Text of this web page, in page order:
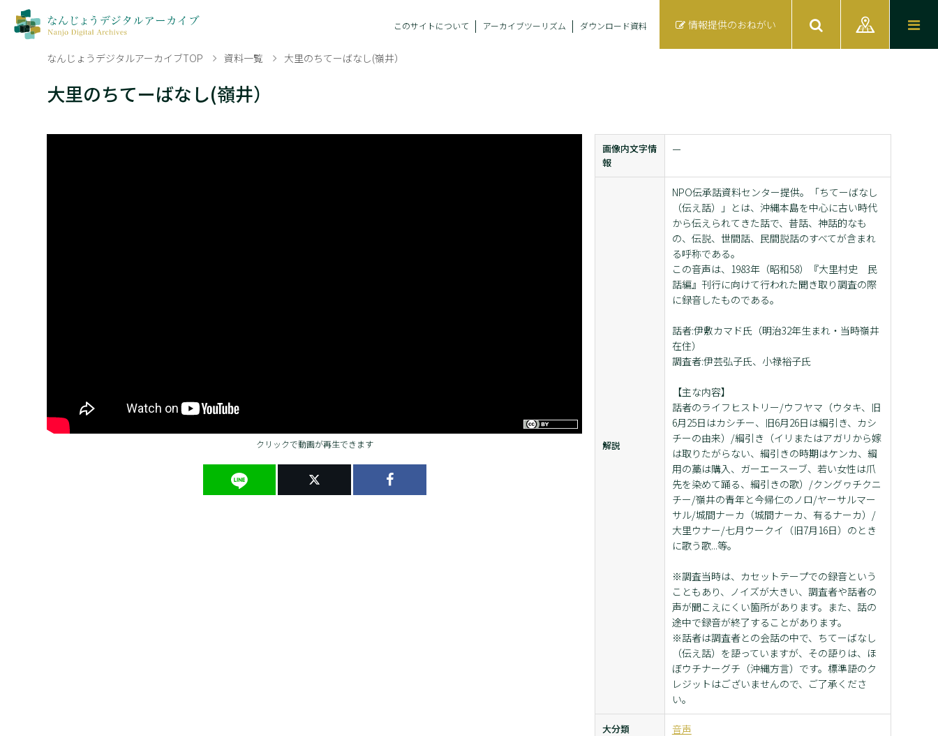
このサイトについて アーカイブツーリズム ダウンロード資料 情報提供のおねがい
なんじょうデジタルアーカイブTOP 資料一覧 大里のちてーばなし(嶺井）
大里のちてーばなし(嶺井）
クリックで動画が再生できます
画像内文字情
報
ー
解説
NPO伝承話資料センター提供。「ちてーばなし
（伝え話）」とは、沖縄本島を中心に古い時代
から伝えられてきた話で、昔話、神話的なも
の、伝説、世間話、民間説話のすべてが含まれ
る呼称である。
この音声は、1983年（昭和58）『大里村史 民
話編』刊行に向けて行われた聞き取り調査の際
に録音したものである。
話者:伊敷カマド氏（明治32年生まれ・当時嶺井
在住）
調査者:伊芸弘子氏、小禄裕子氏
【主な内容】
話者のライフヒストリー/ウフヤマ（ウタキ、旧
6月25日はカシチー、旧6月26日は綱引き、カシ
チーの由来）/綱引き（イリまたはアガリから嫁
は取りたがらない、綱引きの時期はケンカ、綱
用の藁は購入、ガーエースーブ、若い女性は爪
先を染めて踊る、綱引きの歌）/クングヮチクニ
チー/嶺井の青年と今帰仁のノロ/ヤーサルマー
サル/城間ナーカ（城間ナーカ、有るナーカ）/
大里ウナー/七月ウークイ（旧7月16日）のとき
に歌う歌...等。
※調査当時は、カセットテープでの録音という
こともあり、ノイズが大きい、調査者や話者の
声が聞こえにくい箇所があります。また、話の
途中で録音が終了することがあります。
※話者は調査者との会話の中で、ちてーばなし
（伝え話）を語っていますが、その語りは、ほ
ぼウチナーグチ（沖縄方言）です。標準語のク
レジットはございませんので、ご了承くださ
い。
大分類 音声